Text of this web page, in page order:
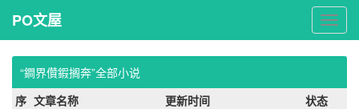
PO
文
屋
PO文屋
“鐧界儹鍜搁奔”全部小说
序 文章名称 更新时间 状态